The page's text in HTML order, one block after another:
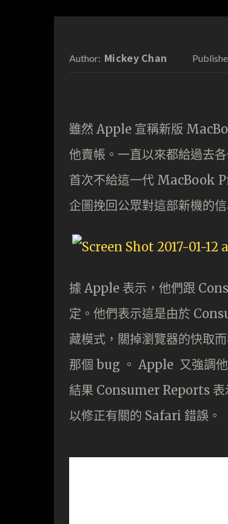
Author: Mickey Chan
雖然 Apple 宣稱新版
他賣帳。一直以來都給過去
首次不給這一代 MacBook
企圖挽回公眾對這部新機的信
據 Apple 表示，他們跟
定。他們表示這是由於
藏模式，關掉瀏覽器的快取
那個 bug 。 Apple 又強調
結果 Consumer Reports 表
以修正有關的 Safari 錯誤。